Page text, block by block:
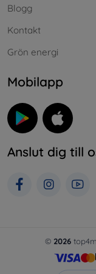
Blogg
Kontakt
Grön energi
Mobilapp
Anslut dig till
© 2026